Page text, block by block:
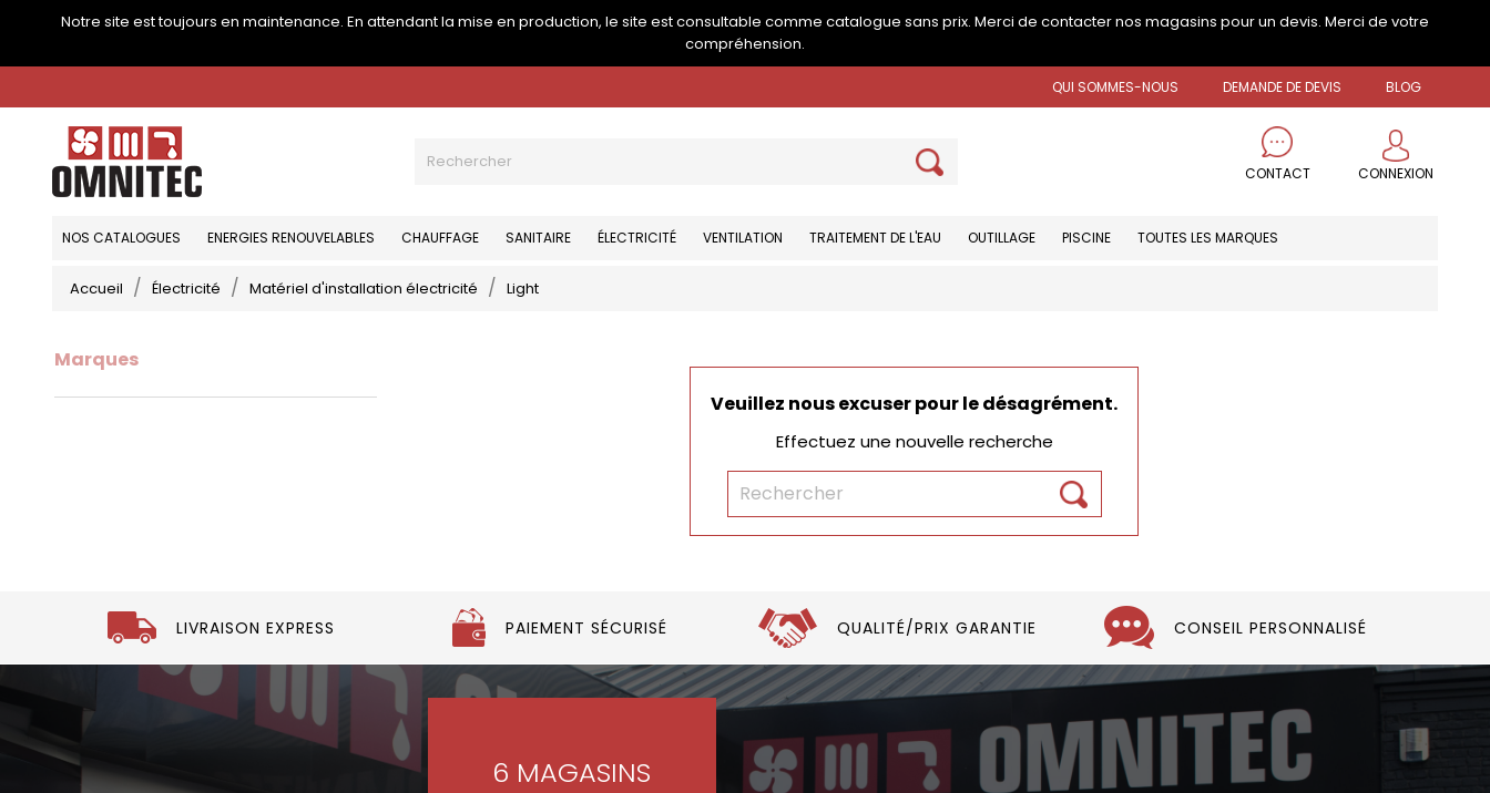
Notre site est toujours en maintenance. En attendant la mise en production, le site est consultable comme catalogue sans prix. Merci de contacter nos magasins pour un devis. Merci de votre
compréhension.
QUI SOMMES-NOUS DEMANDE DE DEVIS BLOG
CONTACT CONNEXION
NOS CATALOGUES ENERGIES RENOUVELABLES CHAUFFAGE SANITAIRE ÉLECTRICITÉ VENTILATION TRAITEMENT DE L'EAU OUTILLAGE PISCINE TOUTES LES MARQUES
Accueil Électricité Matériel d'installation électricité Light
Marques
Veuillez nous excuser pour le désagrément.
Effectuez une nouvelle recherche
LIVRAISON EXPRESS PAIEMENT SÉCURISÉ QUALITÉ/PRIX GARANTIE CONSEIL PERSONNALISÉ
6 MAGASINS